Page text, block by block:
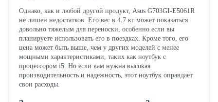
Однако, как и любой другой продукт, Asus G703GI-E5061R
не лишен недостатков. Его вес в 4.7 кг может показаться
довольно тяжелым для переноски, особенно если вы
планируете использовать его в поездках. Кроме того, его
цена может быть выше, чем у других моделей с менее
мощными характеристиками, таких как ноутбук с
процессором i5. Но если вам нужна высокая
производительность и надежность, этот ноутбук оправдает
свои расходы.